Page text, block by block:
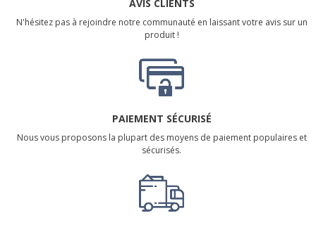
AVIS CLIENTS
N'hésitez pas à rejoindre notre communauté en laissant votre avis sur un
produit !
PAIEMENT SÉCURISÉ
Nous vous proposons la plupart des moyens de paiement populaires et
sécurisés.